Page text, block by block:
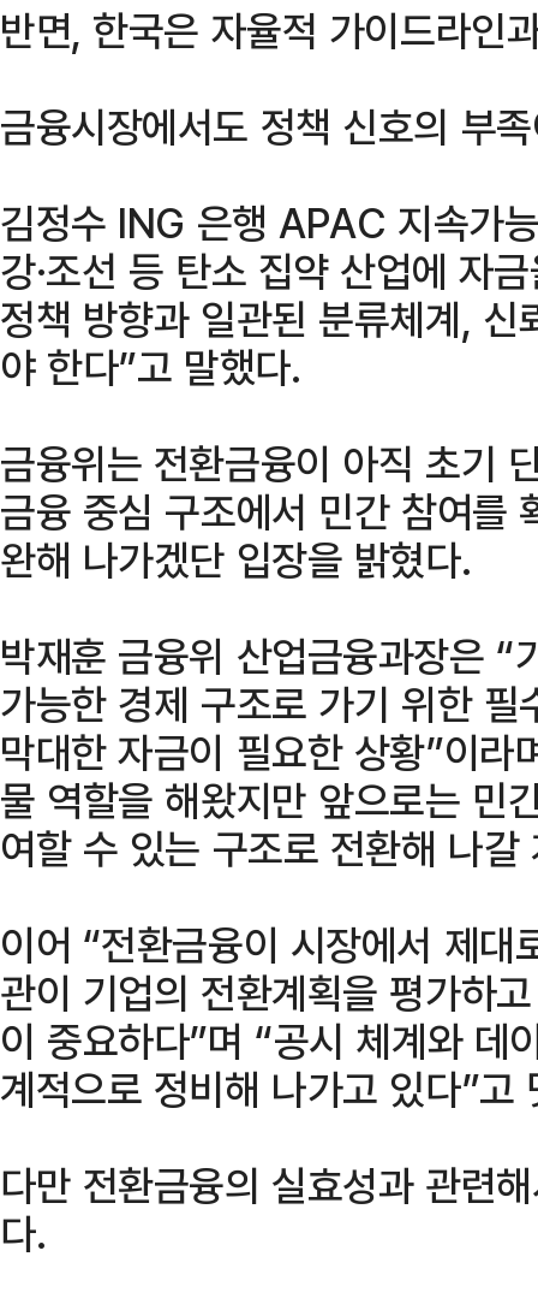
반면, 한국은 자율적 가이드라인
금융시장에서도 정책 신호의 부
김정수 ING 은행 APAC 지속가
강·조선 등 탄소 집약 산업에 자
정책 방향과 일관된 분류체계,
야 한다”고 말했다.
금융위는 전환금융이 아직 초기
금융 중심 구조에서 민간 참여를
완해 나가겠단 입장을 밝혔다.
박재훈 금융위 산업금융과장은
가능한 경제 구조로 가기 위한
막대한 자금이 필요한 상황”이
물 역할을 해왔지만 앞으로는 민
여할 수 있는 구조로 전환해 나갈
이어 “전환금융이 시장에서 제
관이 기업의 전환계획을 평가하
이 중요하다”며 “공시 체계와 데
계적으로 정비해 나가고 있다”고
다만 전환금융의 실효성과 관련
다.